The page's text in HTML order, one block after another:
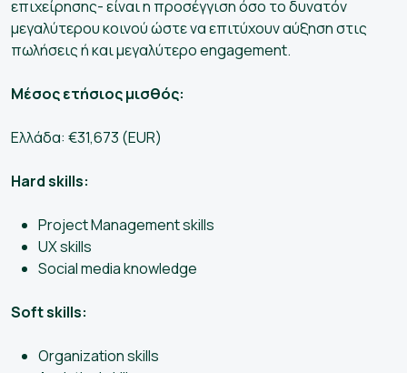
επιχείρησης- είναι η προσέγγιση όσο το δυνατόν
μεγαλύτερου κοινού ώστε να επιτύχουν αύξηση στις
πωλήσεις ή και μεγαλύτερο engagement.
Μέσος ετήσιος μισθός:
Ελλάδα: €31,673 (EUR)
Hard skills:
Project Management skills
UX skills
Social media knowledge
Soft skills:
Organization skills